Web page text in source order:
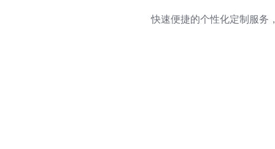
快速便捷的个性化定制服务